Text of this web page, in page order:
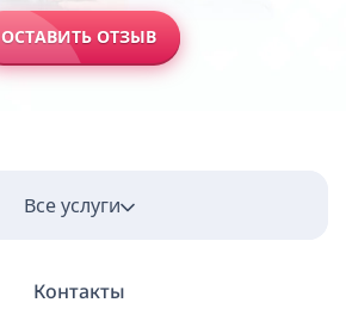
ОСТАВИТЬ ОТЗЫВ
Все услуги
Контакты